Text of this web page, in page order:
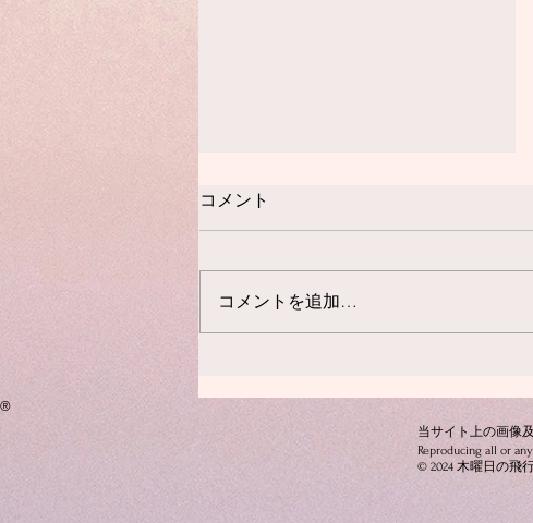
RES : 7/24まで
返信不要の皆さま、ありがとうご
が遅くなり申し訳ありませんでし
た！) 瞼 さま 楓 さま
コメント
コメントを追加…
®
当サイト上の画像
Reproducing all or
© 2024 木曜日の飛